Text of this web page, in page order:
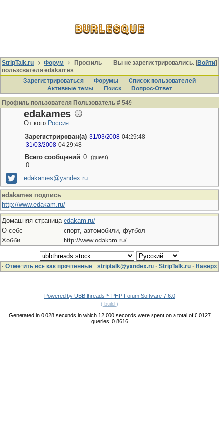
Вы не зарегистрировались. [Войти]
StripTalk.ru Форум
Профиль
пользователя edakames
Зарегистрироваться
Форумы
Список пользователей
Активные темы
Поиcк Вопрос-Ответ
Профиль пользователя Пользователь # 549
edakames
От кого Россия
Зарегистрирован(а) 31/03/2008 04:29:48
31/03/2008 04:29:48
Всего сообщений 0 (guest)
0
edakames@yandex.ru
edakames подпись
http://www.edakam.ru/
Домашняя страница edakam.ru/
О себе
спорт, автомобили, футбол
Хобби
http://www.edakam.ru/
· Отметить все как прочтенные striptalk@yandex.ru · StripTalk.ru · Наверх
Powered by UBB.threads™ PHP Forum Software 7.6.0
( build )
Generated in 0.028 seconds in which 12.000 seconds were spent on a total of 0.0127
queries. 0.8616